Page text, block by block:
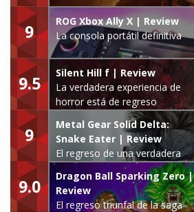
9
ROG Xbox Ally X | Review
La consola portátil definitiva
9.5
Silent Hill f | Review
La verdadera experiencia de
horror está de regreso
9
Metal Gear Solid Delta:
Snake Eater | Review
El regreso de una verdadera
leyenda
9.0
Dragon Ball Sparking Zero |
Review
El regreso triunfal de la saga